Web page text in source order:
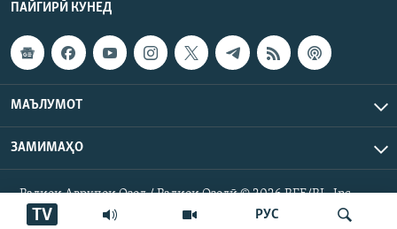
Ҳамаи сомонаҳои RFE/RL
РУС
TV
ПАЙГИРӢ КУНЕД
МАЪЛУМОТ
ЗАМИМАҲО
Радиои Аврупои Озод / Радиои Озодӣ © 2026 RFE/RL. Inc.
Ҳамаи ҳуқуқ маҳфуз аст.